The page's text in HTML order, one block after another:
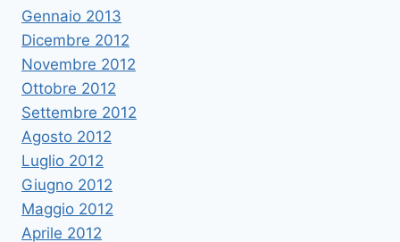
Gennaio 2013
Dicembre 2012
Novembre 2012
Ottobre 2012
Settembre 2012
Agosto 2012
Luglio 2012
Giugno 2012
Maggio 2012
Aprile 2012